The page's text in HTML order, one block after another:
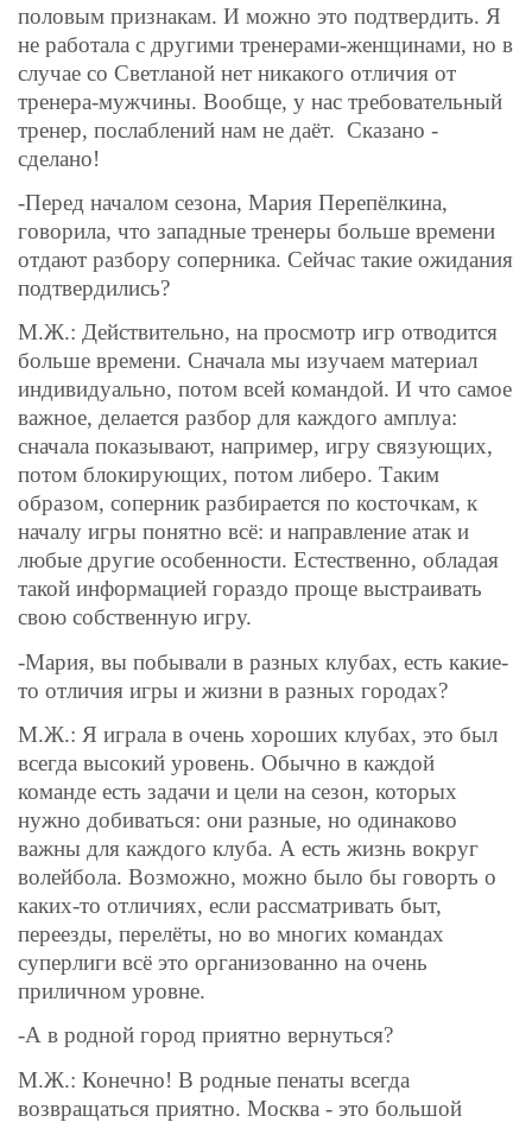
половым признакам. И можно это подтвердить. Я
не работала с другими тренерами-женщинами, но в
случае со Светланой нет никакого отличия от
тренера-мужчины. Вообще, у нас требовательный
тренер, послаблений нам не даёт. Сказано -
сделано!
-Перед началом сезона, Мария Перепёлкина,
говорила, что западные тренеры больше времени
отдают разбору соперника. Сейчас такие ожидания
подтвердились?
М.Ж.: Действительно, на просмотр игр отводится
больше времени. Сначала мы изучаем материал
индивидуально, потом всей командой. И что самое
важное, делается разбор для каждого амплуа:
сначала показывают, например, игру связующих,
потом блокирующих, потом либеро. Таким
образом, соперник разбирается по косточкам, к
началу игры понятно всё: и направление атак и
любые другие особенности. Естественно, обладая
такой информацией гораздо проще выстраивать
свою собственную игру.
-Мария, вы побывали в разных клубах, есть какие-
то отличия игры и жизни в разных городах?
М.Ж.: Я играла в очень хороших клубах, это был
всегда высокий уровень. Обычно в каждой
команде есть задачи и цели на сезон, которых
нужно добиваться: они разные, но одинаково
важны для каждого клуба. А есть жизнь вокруг
волейбола. Возможно, можно было бы говорть о
каких-то отличиях, если рассматривать быт,
переезды, перелёты, но во многих командах
суперлиги всё это организованно на очень
приличном уровне.
-А в родной город приятно вернуться?
М.Ж.: Конечно! В родные пенаты всегда
возвращаться приятно. Москва - это большой